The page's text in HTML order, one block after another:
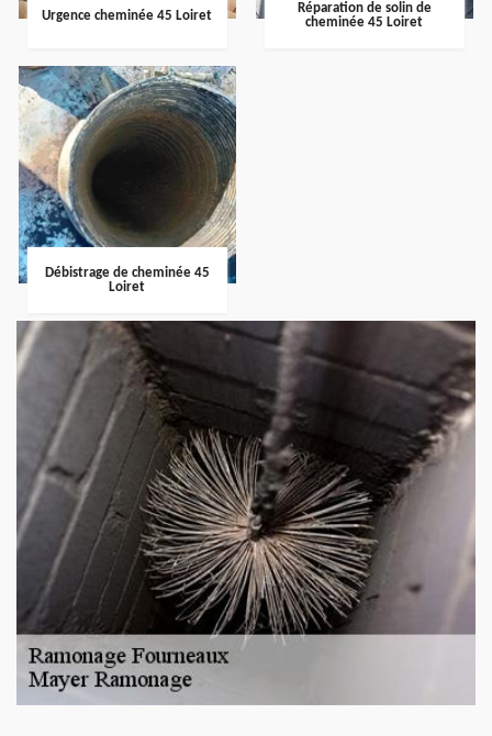
Urgence cheminée 45 Loiret
Réparation de solin de
cheminée 45 Loiret
Débistrage de cheminée 45
Loiret